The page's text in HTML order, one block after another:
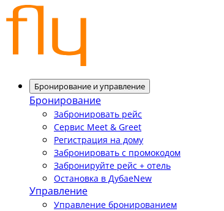
Бронирование и управление
Бронирование
Забронировать рейс
Сервис Meet & Greet
Регистрация на дому
Забронировать с промокодом
Забронируйте рейс + отель
Остановка в ДубаеNew
Управление
Управление бронированием